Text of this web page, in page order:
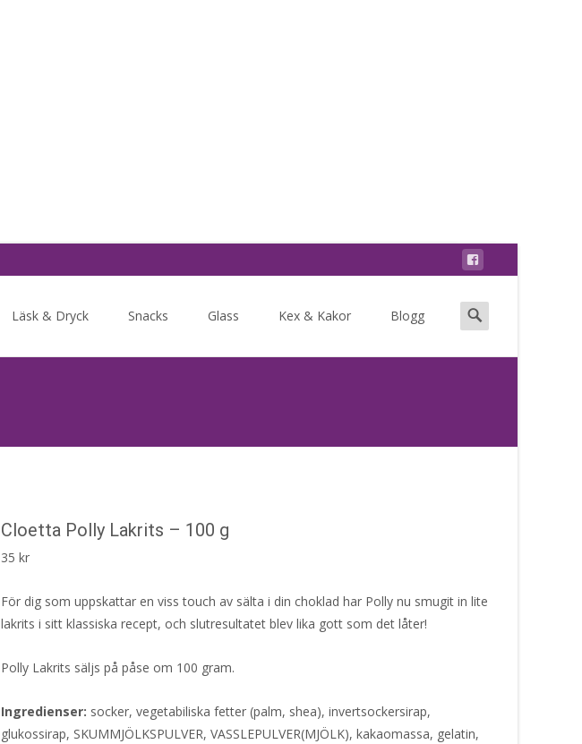
Läsk & Dryck Snacks Glass Kex & Kakor Blogg
Search
for:
Cloetta Polly Lakrits – 100 g
35 kr
För dig som uppskattar en viss touch av sälta i din choklad har Polly nu smugit in lite
lakrits i sitt klassiska recept, och slutresultatet blev lika gott som det låter!
Polly Lakrits säljs på påse om 100 gram.
Ingredienser: socker, vegetabiliska fetter (palm, shea), invertsockersirap,
glukossirap, SKUMMJÖLKSPULVER, VASSLEPULVER(MJÖLK), kakaomassa, gelatin,